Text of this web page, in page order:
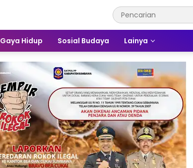
Gaya Hidup Sosial Budaya Lainya